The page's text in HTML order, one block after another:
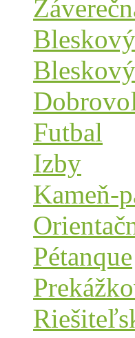
Futbal
Izby
Kameň-
Pétanque